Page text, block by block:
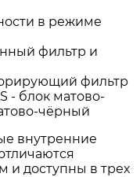
в режиме
фильтр и
фильтр
- блок матово-
чёрный
внутренние
и доступны в трех